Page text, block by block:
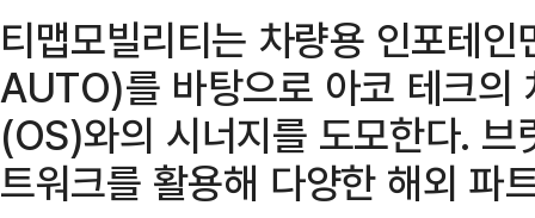
티맵모빌리티는 차량용 인포테
AUTO)를 바탕으로 아코 테크의
(OS)와의 시너지를 도모한다.
트워크를 활용해 다양한 해외 파